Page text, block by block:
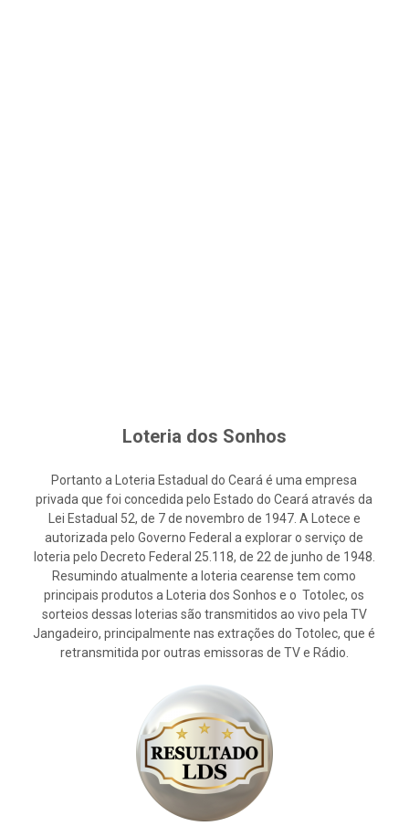
Loteria dos Sonhos
Portanto a Loteria Estadual do Ceará é uma empresa
privada que foi concedida pelo Estado do Ceará através da
Lei Estadual 52, de 7 de novembro de 1947. A Lotece e
autorizada pelo Governo Federal a explorar o serviço de
loteria pelo Decreto Federal 25.118, de 22 de junho de 1948.
Resumindo atualmente a loteria cearense tem como
principais produtos a Loteria dos Sonhos e o Totolec, os
sorteios dessas loterias são transmitidos ao vivo pela TV
Jangadeiro, principalmente nas extrações do Totolec, que é
retransmitida por outras emissoras de TV e Rádio.